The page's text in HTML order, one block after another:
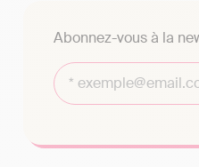
Abonnez-vous à la